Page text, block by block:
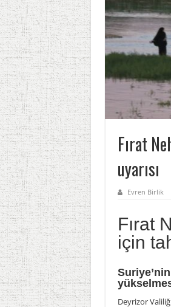
Fırat
uyarısı
Evren Birlik
Fırat
için
Deyrizor